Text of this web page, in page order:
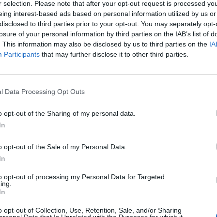
selection. Please note that after your opt-out request is processed
interest-based ads based on personal information utilized by us
to third parties prior to your opt-out. You may separately
of your personal information by third parties on the IAB’s list of
This information may also be disclosed by us to third parties on the
Participants that may further disclose it to other third parties.
Data Processing Opt Outs
opt-out of the Sharing of my personal data.
opt-out of the Sale of my Personal Data.
opt-out of processing my Personal Data for Targeted
opt-out of Collection, Use, Retention, Sale, and/or Sharing
3. CLAVEL PERFUMADO N. Giordano 4.
JOE'S G. D'Alessandro 5. VIABLE DI ROSA
6. VIALLI OM Chiara Nardo 7. BRAZO
G. Casillo 8. DOXA OM F. Solla 9.
M. Esposito -bo- 10. ARKANSAS OM J. T.
BI M. De Vivo 14. CADMO DEI M.
DIELLEN " G. P. Maisto 16. CAHYSLER
17. DARSKO GAR S. Viola 18.
G. Di Nardo 19. COMANCHEE WISE M.
DI JESOLO G. Ruocco
Rudy Giuliani a Come States?
Trump, Meloni e la strategia
americana